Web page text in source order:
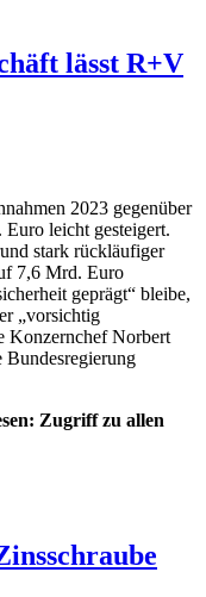
lässt R+V
2023 gegenüber
leicht gesteigert.
stark rückläufiger
7,6 Mrd. Euro
geprägt“ bleibe,
„vorsichtig
Konzernchef Norbert
Zugriff zu allen